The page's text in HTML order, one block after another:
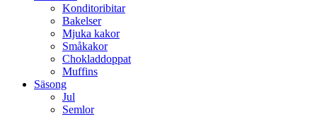
Konditoribitar
Bakelser
Mjuka kakor
Småkakor
Chokladdoppat
Muffins
Säsong
Jul
Semlor